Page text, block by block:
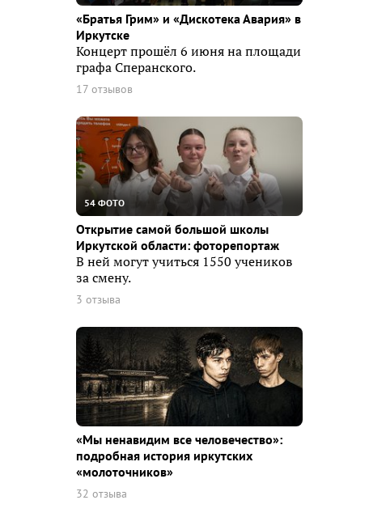
«Братья Грим» и «Дискотека Авария» в
Иркутске
Концерт прошёл 6 июня на площади
графа Сперанского.
17 отзывов
54 ФОТО
Открытие самой большой школы
Иркутской области: фоторепортаж
В ней могут учиться 1550 учеников
за смену.
3 отзыва
«Мы ненавидим все человечество»:
подробная история иркутских
«молоточников»
32 отзыва